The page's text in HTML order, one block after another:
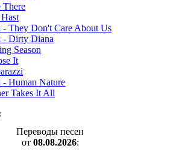
There
- They Don't Care About Us
- Dirty Diana
Season
It
- Human Nature
Takes It All
Переводы песен
от 08.08.2026: